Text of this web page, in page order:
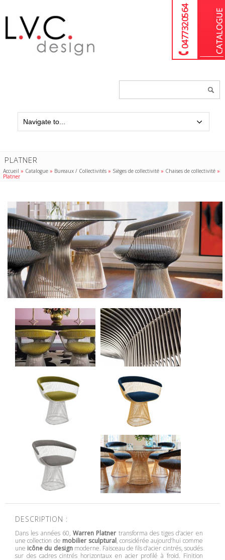
04 77 32 05 64
PLATNER
Accueil » Catalogue » Bureaux / Collectivités » Sièges de collectivité » Chaises de collectivité »
Platner
DESCRIPTION :
Dans les années 60,Warren Platner transforma des tiges d’acier en
une collection de mobilier sculptural, considérée aujourd’hui comme
une icône du designmoderne. Faisceau de fils d’acier cintrés, soudés
sur des cadres cintrés horizontaux en acier profilé à froid. Finition